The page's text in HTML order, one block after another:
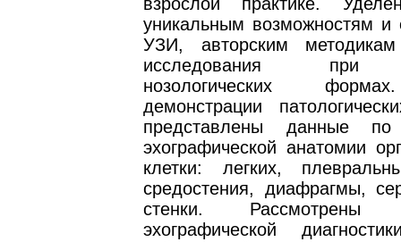
уникальным возможностям и
УЗИ, авторским
исследования при
нозологических
демонстрации
представлены данные по
эхографической анатомии
клетки: легких,
средостения, диафрагмы,
стенки. Рассмотрены
эхографической